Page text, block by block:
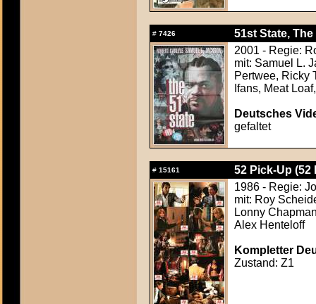
# 7426
51st State,
2001 - Regie:
mit: Samuel L.
Pertwee, Ricky
Ifans, Meat
Deutsches
gefaltet
# 15161
52 Pick-Up (52
1986 - Regie:
mit: Roy
Lonny
Alex Henteloff
Kompletter
Zustand: Z1